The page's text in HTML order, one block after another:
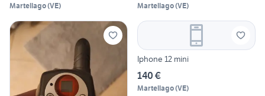
Martellago(VE) Martellago(VE)
Iphone 12 mini
140 €
Martellago(VE)